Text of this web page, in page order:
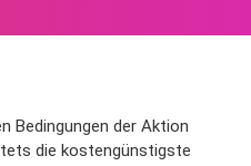
Bedingungen der Aktion
die kostengünstigste